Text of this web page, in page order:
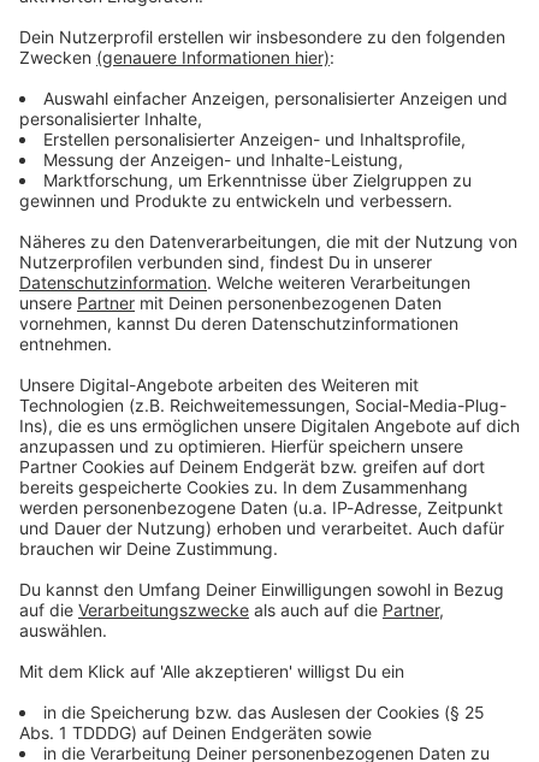
Verpass' nichts mehr - mit unserem kostenlosen
Lifestyle oder unsere neuesten Aktionen - wir
informieren dich.
Zum Newsletter anmelden
Du möchtest uns etwas sagen?
Studio Hotline
Kontaktformular
Weihnachten